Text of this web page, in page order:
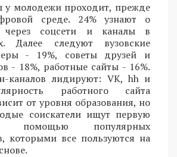
у молодежи проходит, прежде
среде. 24% узнают о
через соцсети и каналы в
Далее следуют вузовские
- 19%, советы друзей и
- 18%, работные сайты - 16%.
каналов лидируют: VK, hh и
работного сайта
от уровня образования, но
соискатели ищут первую
помощью популярных
которыми все пользуются на